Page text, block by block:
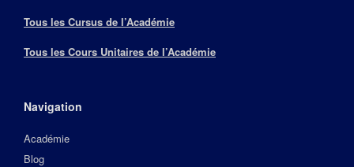
Tous les Cursus de l’Académie
Tous les Cours Unitaires de l’Académie
Navigation
Académie
Blog